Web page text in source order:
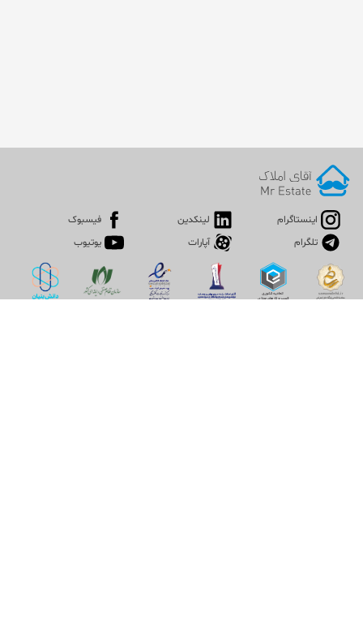
اینستاگرام لینکدین
فیسبوک
تلگرام
آپارات یوتیوب